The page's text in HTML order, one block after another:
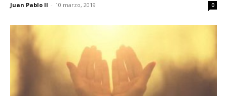
Juan Pablo II - 10 marzo, 2019 0